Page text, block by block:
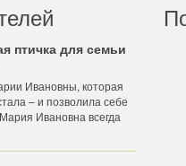
птичка для семьи
Ивановны, которая
– и позволила себе
Ивановна всегда